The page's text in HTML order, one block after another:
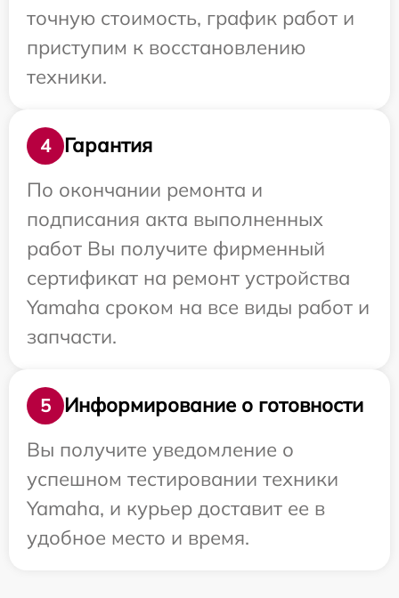
точную стоимость, график работ и
приступим к восстановлению
техники.
4
Гарантия
По окончании ремонта и
подписания акта выполненных
работ Вы получите фирменный
сертификат на ремонт устройства
Yamaha сроком на все виды работ и
запчасти.
5
Информирование о готовности
Вы получите уведомление о
успешном тестировании техники
Yamaha, и курьер доставит ее в
удобное место и время.